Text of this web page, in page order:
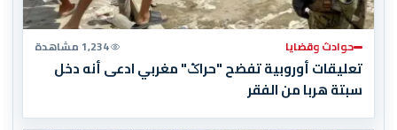
حوادث وقضايا 1,234 مشاهدة
تعليقات أوروبية تفضح "حراݣ" مغربي ادعى أنه دخل
سبتة هربا من الفقر